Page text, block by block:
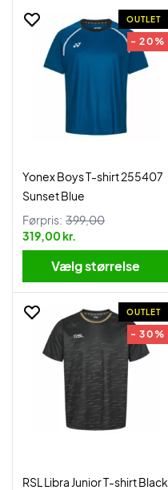
OUTLET
- 20%
Yonex Boys T-shirt 255407
Sunset Blue
Førpris: 399,00
319,00 kr.
Vælg størrelse
OUTLET
- 30%
RSL Libra Junior T-shirt Black